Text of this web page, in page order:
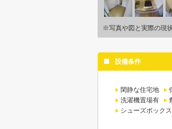
※写真や図と実際の現
設備条件
閑静な住宅地
洗濯機置場有
シューズボックス